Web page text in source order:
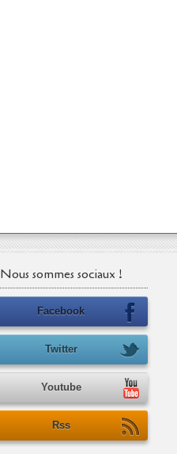
Nous sommes sociaux !
Facebook
Twitter
Youtube
Rss